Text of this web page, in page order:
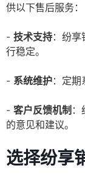
供以下售后服务：
- 技术支持：纷
行稳定。
- 系统维护：定期
- 客户反馈机制
的意见和建议。
选择纷享